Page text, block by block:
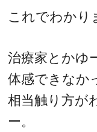
これでわかり
治療家とかゆ
体感できなか
相当触り方が
ー。